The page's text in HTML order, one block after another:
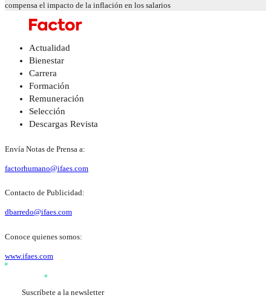
compensa el impacto de la inflación en los salarios
Actualidad
Bienestar
Carrera
Formación
Remuneración
Selección
Descargas Revista
Envía Notas de Prensa a:
factorhumano@ifaes.com
Contacto de Publicidad:
dbarredo@ifaes.com
Conoce quienes somos:
www.ifaes.com
Suscríbete a la newsletter